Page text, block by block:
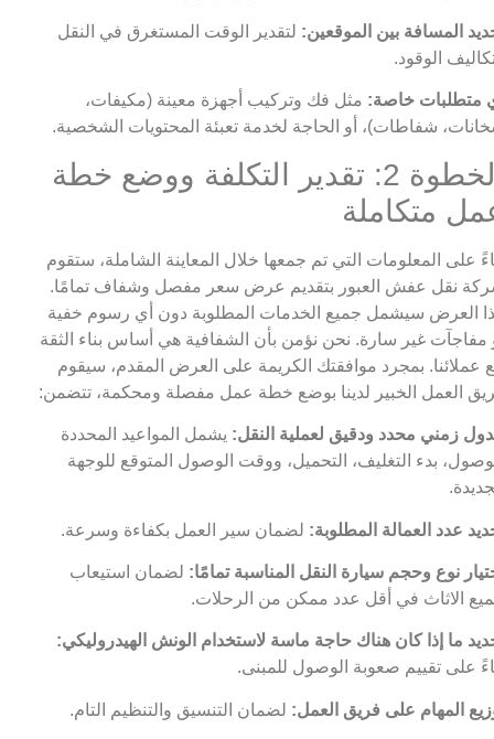
المسافة بين الموقعين: لتقدير الوقت المستغرق في النقل
الوقود.
متطلبات خاصة: مثل فك وتركيب أجهزة معينة (مكيفات،
شفاطات)، أو الحاجة لخدمة تعبئة المحتويات الشخصية.
الخطوة 2: تقدير التكلفة ووضع خطة
متكاملة
على المعلومات التي تم جمعها خلال المعاينة الشاملة، ستقوم
نقل عفش العبور بتقديم عرض سعر مفصل وشفاف تمامًا.
العرض سيشمل جميع الخدمات المطلوبة دون أي رسوم خفية
مفاجآت غير سارة. نحن نؤمن بأن الشفافية هي أساس بناء الثقة
عملائنا. بمجرد موافقتك الكريمة على العرض المقدم، سيقوم
العمل الخبير لدينا بوضع خطة عمل مفصلة ومحكمة، تتضمن:
زمني محدد ودقيق لعملية النقل: يشمل المواعيد المحددة
بدء التغليف، التحميل، ووقت الوصول المتوقع للوجهة
عدد العمالة المطلوبة: لضمان سير العمل بكفاءة وسرعة.
نوع وحجم سيارة النقل المناسبة تمامًا: لضمان استيعاب
الاثاث في أقل عدد ممكن من الرحلات.
ما إذا كان هناك حاجة ماسة لاستخدام الونش الهيدروليكي:
على تقييم صعوبة الوصول للمبنى.
المهام على فريق العمل: لضمان التنسيق والتنظيم التام.